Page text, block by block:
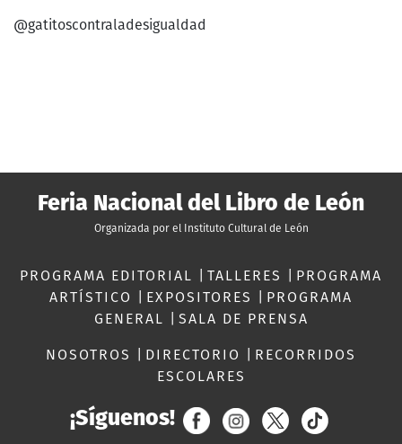
@gatitoscontraladesigualdad
Feria Nacional del Libro de León
Organizada por el Instituto Cultural de León
PROGRAMA EDITORIAL TALLERES
PROGRAMA
ARTÍSTICO
EXPOSITORES
PROGRAMA
GENERAL
SALA DE PRENSA
NOSOTROS DIRECTORIO
RECORRIDOS
ESCOLARES
¡Síguenos!